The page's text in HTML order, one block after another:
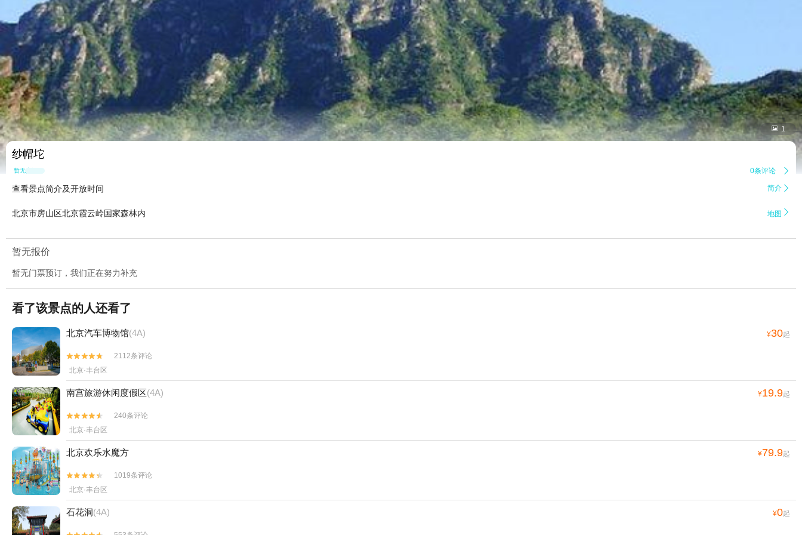
 1
纱帽坨
暂无点评 0条评论 
查看景点简介及开放时间 简介 
北京市房山区北京霞云岭国家森林内 地图 
暂无报价
暂无门票预订，我们正在努力补充
看了该景点的人还看了
北京汽车博物馆(4A) ¥30起


2112条评论
北京·丰台区
南宫旅游休闲度假区(4A) ¥19.9起


240条评论
北京·丰台区
北京欢乐水魔方 ¥79.9起


1019条评论
北京·丰台区
石花洞(4A) ¥0起